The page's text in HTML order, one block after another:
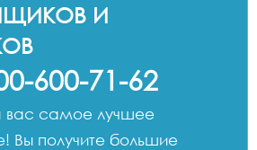
И
600-71-62
вас самое лучшее
Вы получите большие